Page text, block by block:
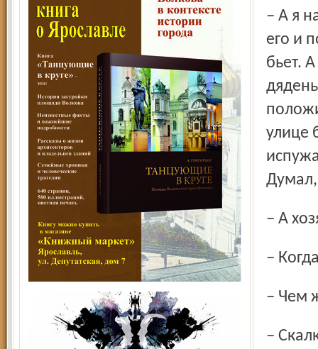
– А я на улице жду, когда дяденька какой идет в лавку, я
его и
бьет.
улице
– А
–
–
–